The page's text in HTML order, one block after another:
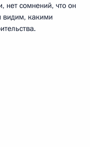
нет сомнений, что он
видим, какими